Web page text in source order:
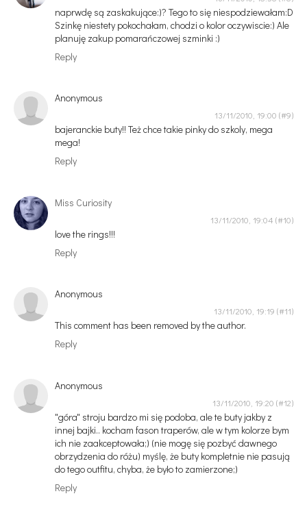
naprwdę są zaskakujące:)? Tego to się niespodziewałam:D
Szinkę niestety pokochałam, chodzi o kolor oczywiscie:) Ale
planuję zakup pomarańczowej szminki :)
Reply
Anonymous
13/11/2010, 19:00
bajeranckie buty!! Też chce takie pinky do szkoly, mega
mega!
Reply
Miss Curiosity
13/11/2010, 19:04
love the rings!!!
Reply
Anonymous
13/11/2010, 19:19
This comment has been removed by the author.
Reply
Anonymous
13/11/2010, 19:20
"góra" stroju bardzo mi się podoba, ale te buty jakby z
innej bajki.. kocham fason traperów, ale w tym kolorze bym
ich nie zaakceptowała;) (nie mogę się pozbyć dawnego
obrzydzenia do różu) myślę, że buty kompletnie nie pasują
do tego outfitu, chyba, że było to zamierzone;)
Reply